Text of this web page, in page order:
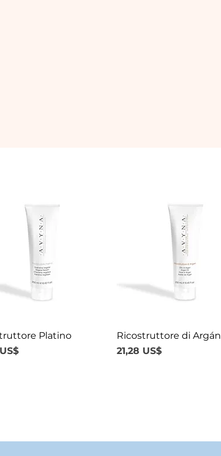
Vista rápida
Platino
Vista rápida
Ricostruttore di Argán
Precio
21,28 US$